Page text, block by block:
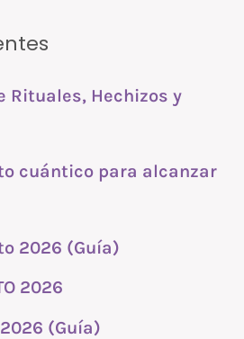
Rituales, Hechizos y
cuántico para alcanzar
2026 (Guía)
2026
(Guía)